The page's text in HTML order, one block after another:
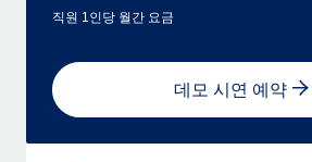
직원 1인당 월간 요금
데모 시연 예약